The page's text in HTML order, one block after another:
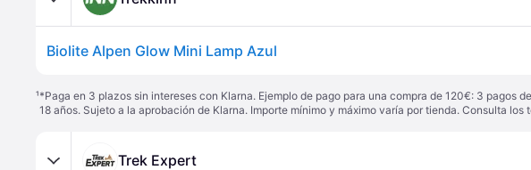
Biolite Alpen Glow Mini Lamp Azul
¹*Paga en 3 plazos sin intereses con Klarna. Ejemplo de pago para una compra de 120€: 3 pagos
18 años. Sujeto a la aprobación de Klarna. Importe mínimo y máximo varía por tienda. Consulta
Trek Expert